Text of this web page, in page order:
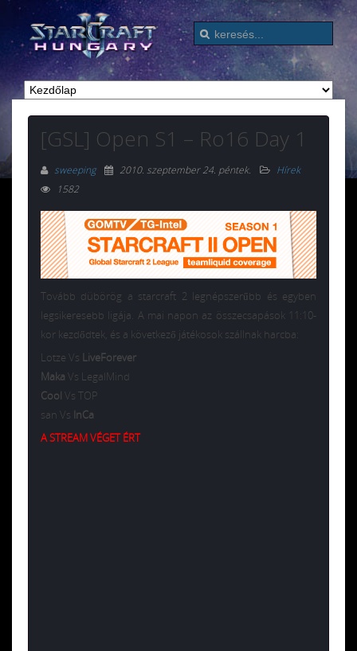
[GSL] Open S1 – Ro16 Day 1
sweeping 2010. szeptember 24. péntek.
Hírek
1582
Tovább dübörög a starcraft 2 legnépszerűbb és egyben
legsikeresebb ligája. A mai napon az összecsapások 11:10-
kor kezdődtek, és a következő játékosok szállnak harcba:
Lotze Vs LiveForever
Maka Vs LegalMind
Cool Vs TOP
san Vs InCa
A STREAM VÉGET ÉRT